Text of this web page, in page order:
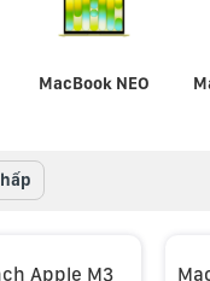
MacBook NEO
Apple M3